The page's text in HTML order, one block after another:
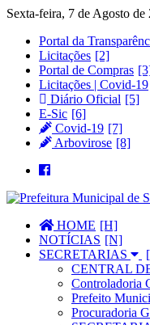
Sexta-feira, 7 de Agosto de
Portal da
Licitações
Portal de Compras
Licitações | Covid-19
Diário Oficial
E-Sic
Covid-19
Arbovirose
HOME
NOTÍCIAS
SECRETARIAS
CENTRAL
Controladoria
Prefeito
Procuradoria